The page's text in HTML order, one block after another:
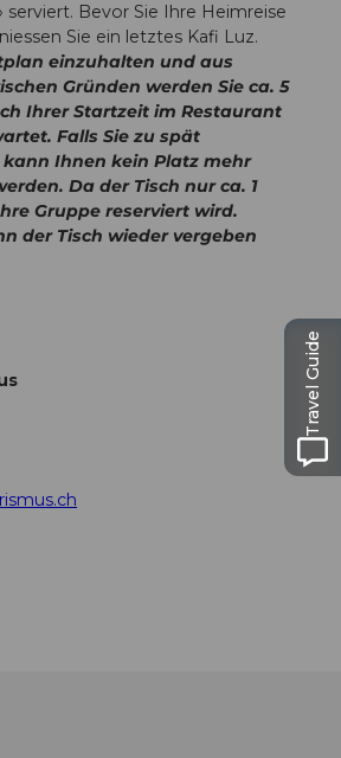
serviert. Bevor Sie Ihre Heimreise
Sie ein letztes Kafi Luz.
einzuhalten und aus
Gründen werden Sie ca. 5
Ihrer Startzeit im Restaurant
Falls Sie zu spät
kann Ihnen kein Platz mehr
Da der Tisch nur ca. 1
Gruppe reserviert wird.
der Tisch wieder vergeben
Travel Guide